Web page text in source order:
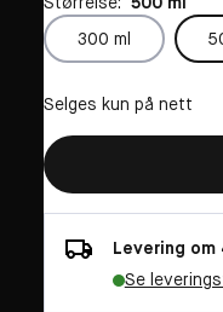
300 ml
Selges kun på nett
Levering om
Se